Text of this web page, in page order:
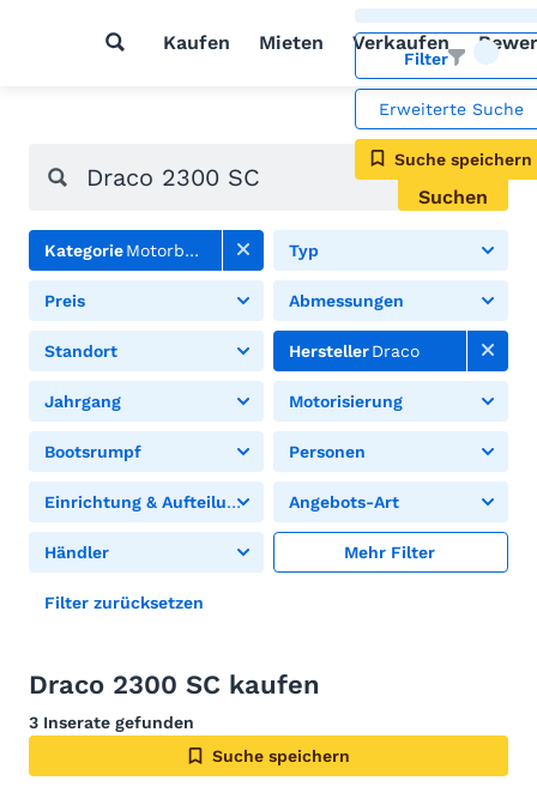
Kaufen Mieten Verkaufen
Filter
Erweiterte Suche
Suche speichern
Suchen
KategorieMotorboote Typ
Preis Abmessungen
Standort HerstellerDraco
Jahrgang Motorisierung
Bootsrumpf Personen
Einrichtung & Aufteilung Angebots-Art
Händler Mehr Filter
Filter zurücksetzen
Draco 2300 SC kaufen
3 Inserate gefunden
Suche speichern